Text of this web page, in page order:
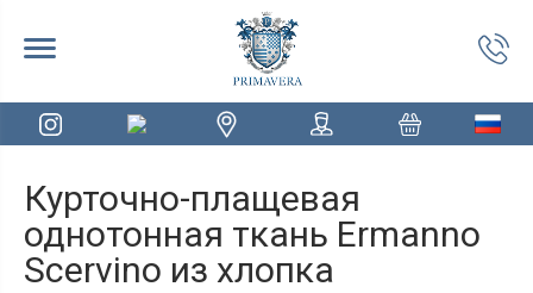
Курточно-плащевая
однотонная ткань Ermanno
Scervino из хлопка